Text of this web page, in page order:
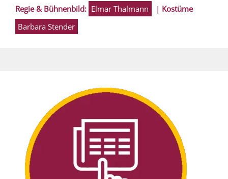
Regie & Bühnenbild: Elmar Thalmann | Kostüme
Barbara Stender